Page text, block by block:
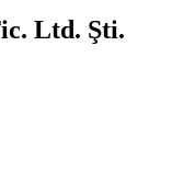
Ltd. Şti.